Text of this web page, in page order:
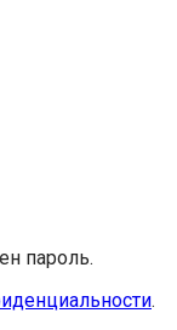
пароль.
.